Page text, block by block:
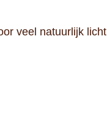
veel natuurlijk licht